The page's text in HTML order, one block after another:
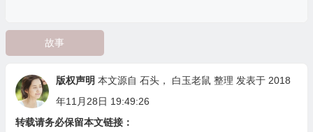
故事
版权声明 本文源自 石头， 白玉老鼠 整理 发表于 2018
年11月28日 19:49:26
转载请务必保留本文链接：